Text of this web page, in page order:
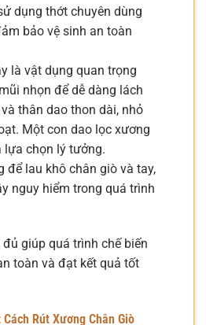
dụng thớt chuyên dùng
bảo vệ sinh an toàn
là vật dụng quan trọng
nhọn để dễ dàng lách
thân dao thon dài, nhỏ
Một con dao lọc xương
lựa chọn lý tưởng.
để lau khô chân giò và tay,
nguy hiểm trong quá trình
giúp quá trình chế biến
toàn và đạt kết quả tốt
Rút Xương Chân Giò